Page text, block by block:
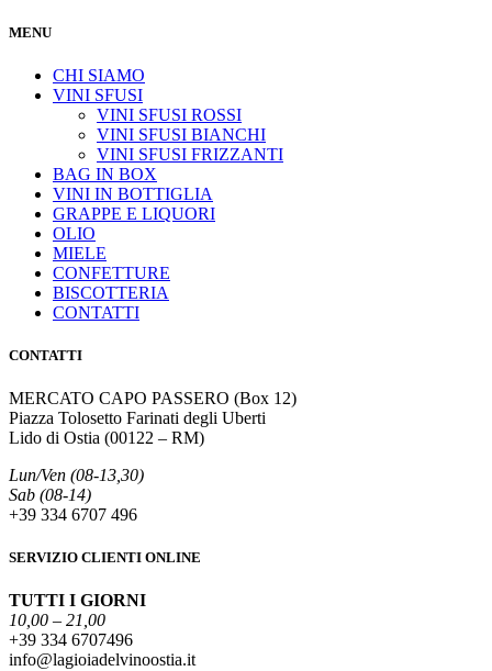
MENU
CHI SIAMO
VINI SFUSI
VINI SFUSI ROSSI
VINI SFUSI BIANCHI
VINI SFUSI FRIZZANTI
BAG IN BOX
VINI IN BOTTIGLIA
GRAPPE E LIQUORI
OLIO
MIELE
CONFETTURE
BISCOTTERIA
CONTATTI
CONTATTI
MERCATO CAPO PASSERO (Box 12)
Piazza Tolosetto Farinati degli Uberti
Lido di Ostia (00122 – RM)
Lun/Ven (08-13,30)
Sab (08-14)
+39 334 6707 496
SERVIZIO CLIENTI ONLINE
TUTTI I GIORNI
10,00 – 21,00
+39 334 6707496
info@lagioiadelvinoostia.it